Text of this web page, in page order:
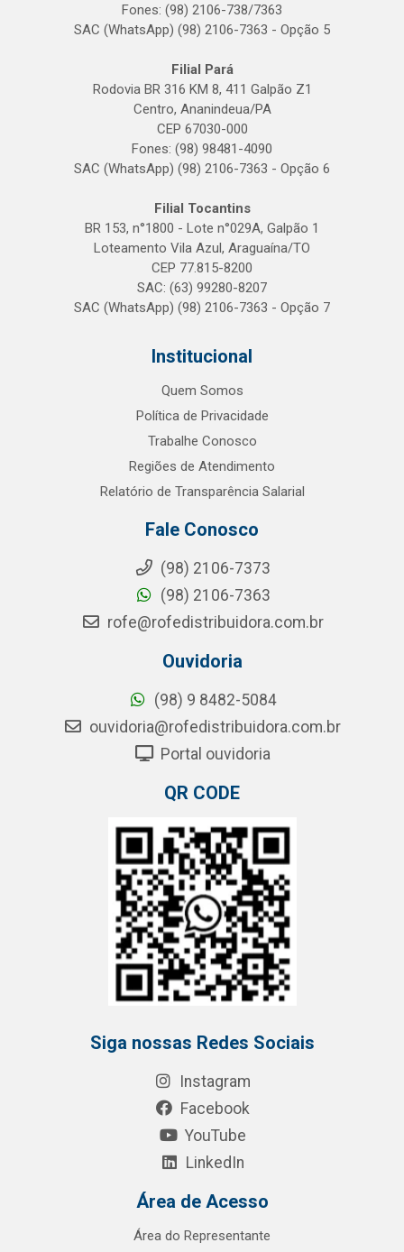
Fones: (98) 2106-738/7363
SAC (WhatsApp) (98) 2106-7363 - Opção 5
Filial Pará
Rodovia BR 316 KM 8, 411 Galpão Z1
Centro, Ananindeua/PA
CEP 67030-000
Fones: (98) 98481-4090
SAC (WhatsApp) (98) 2106-7363 - Opção 6
Filial Tocantins
BR 153, n°1800 - Lote n°029A, Galpão 1
Loteamento Vila Azul, Araguaína/TO
CEP 77.815-8200
SAC: (63) 99280-8207
SAC (WhatsApp) (98) 2106-7363 - Opção 7
Institucional
Quem Somos
Política de Privacidade
Trabalhe Conosco
Regiões de Atendimento
Relatório de Transparência Salarial
Fale Conosco
(98) 2106-7373
(98) 2106-7363
rofe@rofedistribuidora.com.br
Ouvidoria
(98) 9 8482-5084
ouvidoria@rofedistribuidora.com.br
Portal ouvidoria
QR CODE
Siga nossas Redes Sociais
Instagram
Facebook
YouTube
LinkedIn
Área de Acesso
Área do Representante